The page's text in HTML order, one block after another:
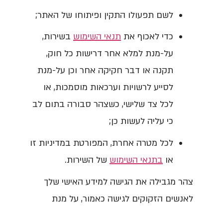
לשם תפעולו התקין ופיתוחו של האתר;
כדי לאכוף אתתנאי השימושבשירות,
על-מנת למלא אחר דרישות כל חוק,
תקנה או דבר חקיקה אחר וכן על-מנת
לסייע לרשויות וערכאות מוסמכות, או
לכל צד שלישי, כשצהר סבורה בתום לב
כי עליה לעשות כן;
לכל מטרה אחרת, המפורטת במדיניות זו
בתנאי השימוששל השירות.
צהר מגבילה את הגישה למידע האישי שלך
לאנשים הזקוקים לגישה כאמור, על מנת